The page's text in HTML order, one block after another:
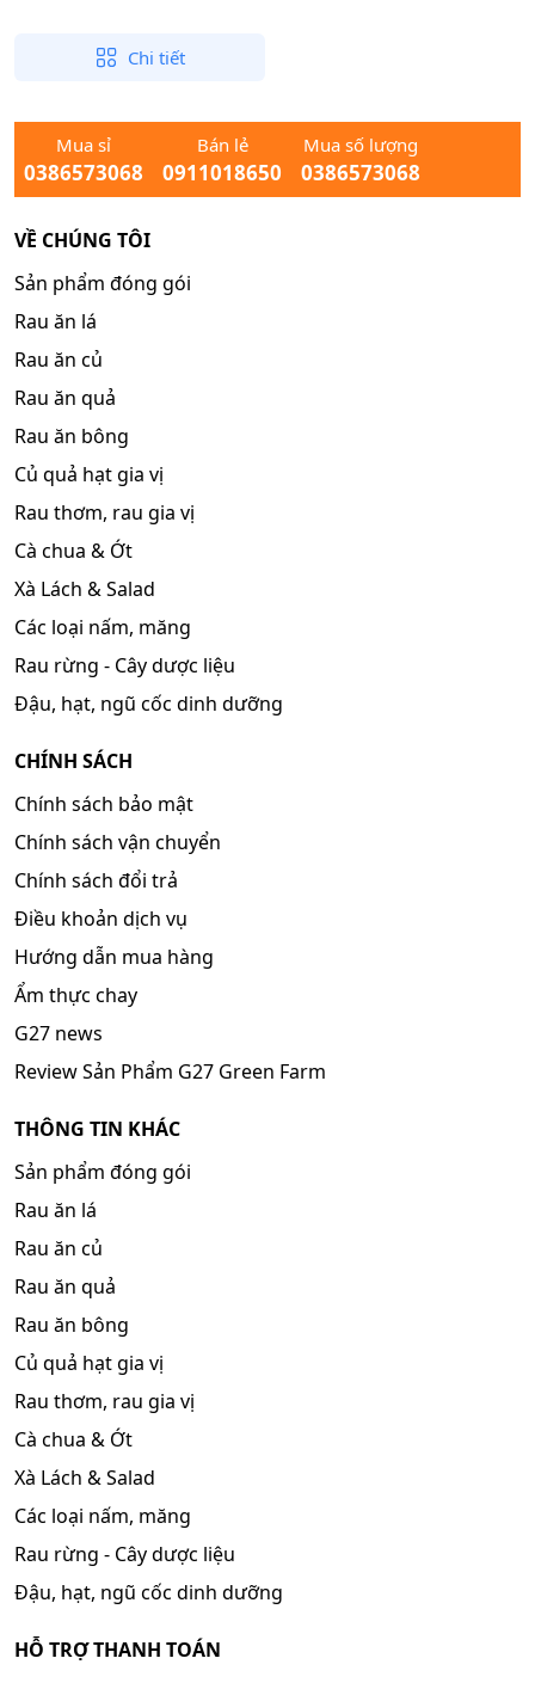
Chi tiết
Mua sỉ
0386573068
Bán lẻ
0911018650
Mua số lượng
0386573068
VỀ CHÚNG TÔI
Sản phẩm đóng gói
Rau ăn lá
Rau ăn củ
Rau ăn quả
Rau ăn bông
Củ quả hạt gia vị
Rau thơm, rau gia vị
Cà chua & Ớt
Xà Lách & Salad
Các loại nấm, măng
Rau rừng - Cây dược liệu
Đậu, hạt, ngũ cốc dinh dưỡng
CHÍNH SÁCH
Chính sách bảo mật
Chính sách vận chuyển
Chính sách đổi trả
Điều khoản dịch vụ
Hướng dẫn mua hàng
Ẩm thực chay
G27 news
Review Sản Phẩm G27 Green Farm
THÔNG TIN KHÁC
Sản phẩm đóng gói
Rau ăn lá
Rau ăn củ
Rau ăn quả
Rau ăn bông
Củ quả hạt gia vị
Rau thơm, rau gia vị
Cà chua & Ớt
Xà Lách & Salad
Các loại nấm, măng
Rau rừng - Cây dược liệu
Đậu, hạt, ngũ cốc dinh dưỡng
HỖ TRỢ THANH TOÁN